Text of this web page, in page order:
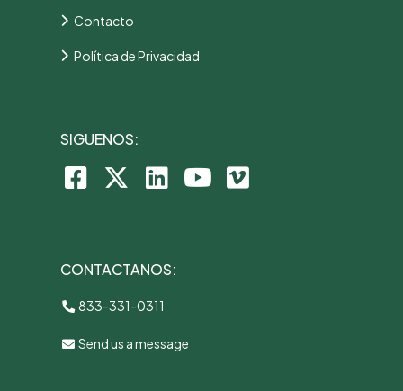
Contacto
Política de Privacidad
SIGUENOS:
CONTACTANOS:
833-331-0311
Send us a message